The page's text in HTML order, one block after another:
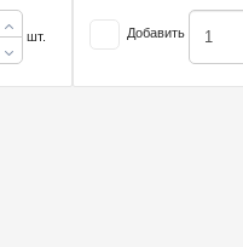
шт. Добавить